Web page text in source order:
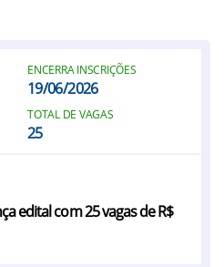
ENCERRA INSCRIÇÕES
19/06/2026
TOTAL DE VAGAS
25
edital com 25 vagas de R$